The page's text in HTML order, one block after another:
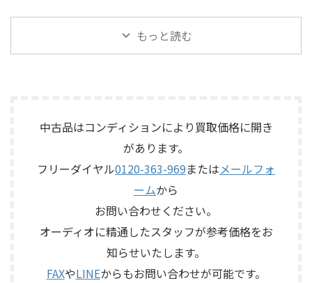
PR15パッシブラジエーター、
LE85ドライバー、HL91ホー
500は、テープを使用したアナ
ログエコーならではの揺らぎ
や質感を楽しめる機材です。査
「No.26L / PLS-226L」を出張
プのプリアンプで、左右チャン
替、ボリューム、バランス、
位相切替、バランス出力、フ
ードの有無、電源部の状態、
接続ケーブル、外観コンディシ
ョン、取扱説明書など付属品の
有無を確認しながら査定いた
しました。 買取商品：Mark
Levinson N ...
ルレンジスピーカー
「TD510MK2」を出張買取させ
態、ユニットの状態、エッグ
シェル型エンクロージャー、角
度調整機構、スピーカー端
子、外観コンディション、保護
ネットやキャップなど付属品
の有無を確認しながら査定い
たしました。 買取商品：
ECLIPSE / イクリプス 型番：
TD510MK2 カテゴリ ...
もっと読む
中古品はコンディションにより買取価格に開き
があります。
フリーダイヤル0120-363-969またはメールフォ
ームから
お問い合わせください。
オーディオに精通したスタッフが参考価格をお
知らせいたします。
FAXやLINEからもお問い合わせが可能です。